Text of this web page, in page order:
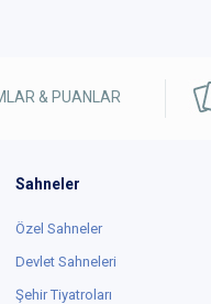
& PUANLAR
Sahneler
Özel Sahneler
Devlet Sahneleri
Şehir Tiyatroları